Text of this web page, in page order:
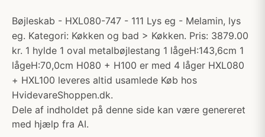
Bøjleskab - HXL080-747 - 111 Lys eg - Melamin, lys
eg. Kategori: Køkken og bad > Køkken. Pris: 3879.00
kr. 1 hylde 1 oval metalbøjlestang 1 lågeH:143,6cm 1
lågeH:70,0cm H080 + H100 er med 4 låger HXL080
+ HXL100 leveres altid usamlede Køb hos
HvidevareShoppen.dk.
Dele af indholdet på denne side kan være genereret
med hjælp fra AI.